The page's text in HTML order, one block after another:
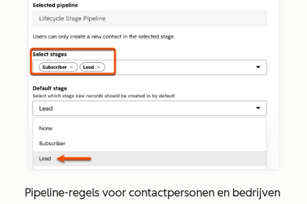
Pipeline-regels voor contactpersonen en bedrijven